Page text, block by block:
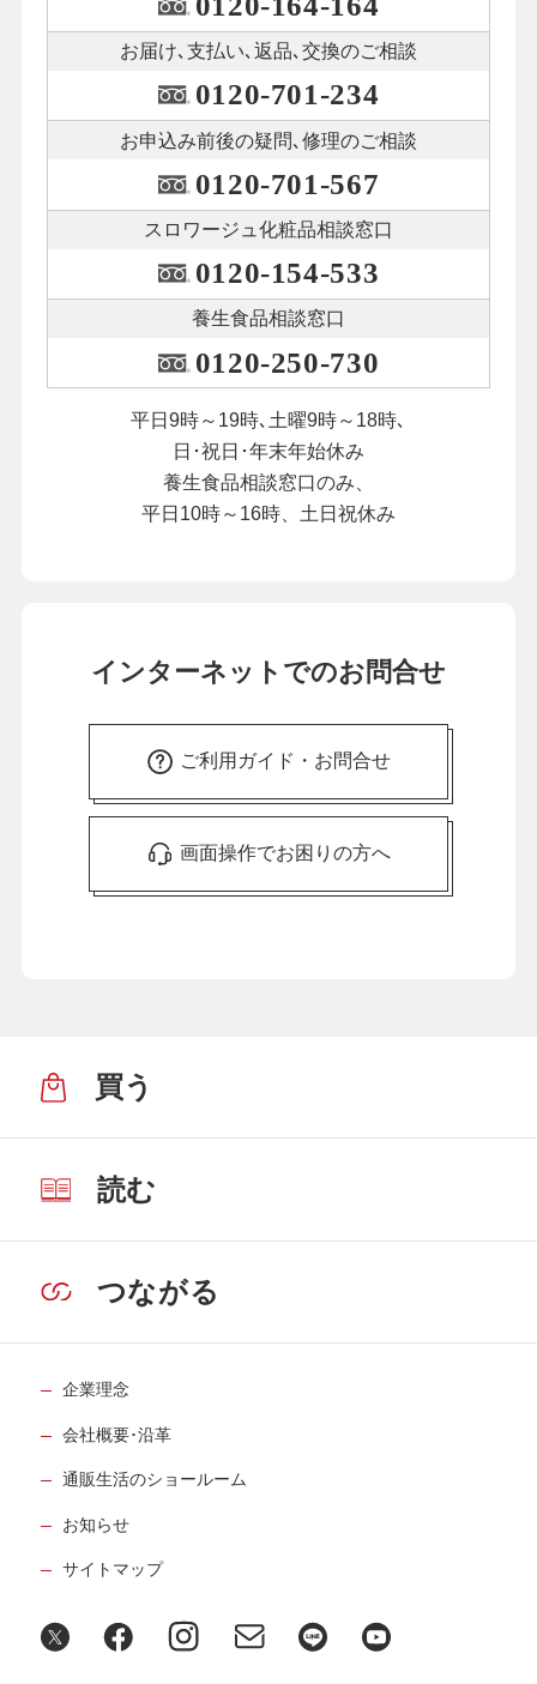
お届け､支払い､ 返品､交換のご相談
0120-701-234
お申込み前後の疑問､修理のご相談
0120-701-567
スロワージュ化粧品相談窓口
0120-154-533
養生食品相談窓口
0120-250-730
平日9時～19時､土曜9時～18時､
日･祝日･年末年始休み
養生食品相談窓口のみ、
平日10時～16時、土日祝休み
インターネットでのお問合せ
ご利用ガイド・お問合せ
画面操作でお困りの方へ
買う
読む
つながる
企業理念
会社概要･沿革
通販生活のショールーム
お知らせ
サイトマップ